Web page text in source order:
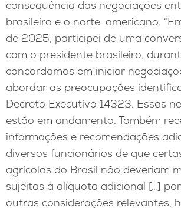
consequência das negociações
brasileiro e o norte-americano.
de 2025, participei de uma
com o presidente brasileiro,
concordamos em iniciar
abordar as preocupações
Decreto Executivo 14323. Essas
estão em andamento. Também
informações e recomendações
diversos funcionários de que
agrícolas do Brasil não deveriam
sujeitas à alíquota adicional […]
outras considerações relevantes,